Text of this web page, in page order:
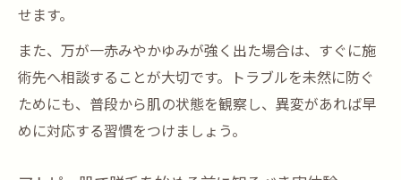
せます。
また、万が一赤みやかゆみが強く出た場合は、すぐに施
術先へ相談することが大切です。トラブルを未然に防ぐ
ためにも、普段から肌の状態を観察し、異変があれば早
めに対応する習慣をつけましょう。